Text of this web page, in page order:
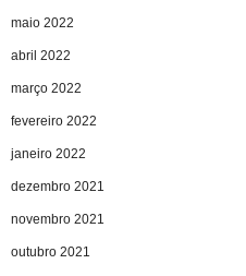
maio 2022
abril 2022
março 2022
fevereiro 2022
janeiro 2022
dezembro 2021
novembro 2021
outubro 2021